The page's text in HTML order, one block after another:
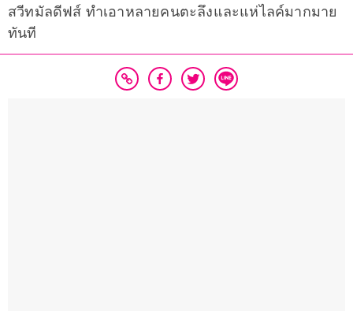
สวีทมัลดีฟส์ ทำเอาหลายคนตะลึงและแห่ไลค์มากมาย
ทันที